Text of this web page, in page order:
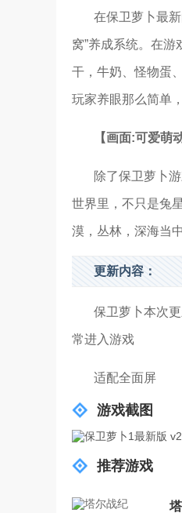
在保卫萝卜最
窝”养成系统。在
干，牛奶、怪物蛋
玩家养眼那么简单
【画面:可爱萌
除了保卫萝卜
世界里，不只是兔
漠，丛林，深海当
更新内容：
保卫萝卜本次
常进入游戏
适配全面屏
游戏截图
推荐游戏